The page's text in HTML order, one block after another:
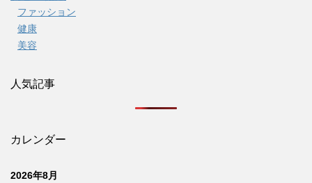
ファッション
健康
美容
人気記事
カレンダー
2026年8月